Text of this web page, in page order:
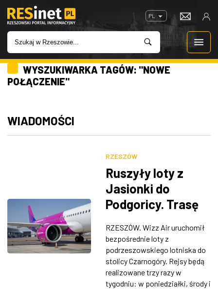
PL
WIADOMOŚCI
IMPREZY
GASTRONOMIA
ZDJĘCIA
WYSZUKIWARKA TAGÓW: "NOWE
POŁĄCZENIE"
WIADOMOŚCI
RZESZÓW
Ruszyły loty z
Jasionki do
Podgoricy. Trasę
RZESZÓW. Wizz Air uruchomił
bezpośrednie loty z
podrzeszowskiego lotniska do
stolicy Czarnogóry. Rejsy będą
realizowane trzy razy w
tygodniu: w poniedziałki, środy i